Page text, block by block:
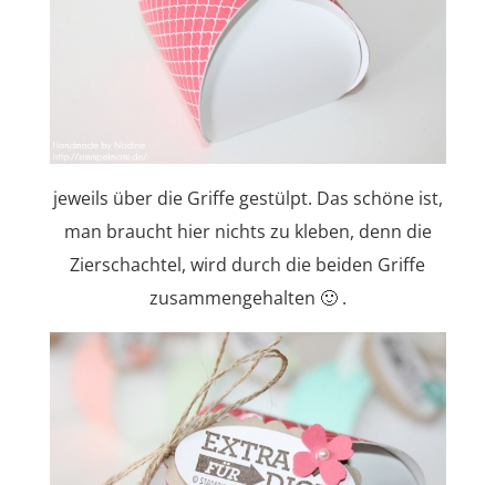
jeweils über die Griffe gestülpt. Das schöne ist,
man braucht hier nichts zu kleben, denn die
Zierschachtel, wird durch die beiden Griffe
zusammengehalten 🙂 .